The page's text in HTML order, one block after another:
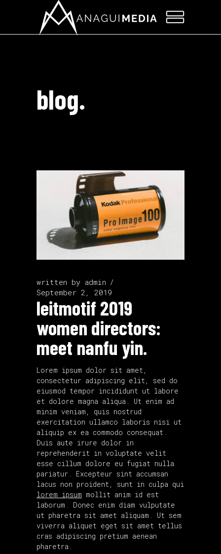
blog.
written by admin
September 2, 2019
leitmotif 2019
women directors:
meet nanfu yin.
Lorem ipsum dolor sit amet,
consectetur adipiscing elit, sed do
eiusmod tempor incididunt ut labore
et dolore magna aliqua. Ut enim ad
minim veniam, quis nostrud
exercitation ullamco laboris nisi ut
aliquip ex ea commodo consequat.
Duis aute irure dolor in
reprehenderit in voluptate velit
esse cillum dolore eu fugiat nulla
pariatur. Excepteur sint accumsan
lacus non proident, sunt in culpa qui
lorem ipsum mollit anim id est
laborum. Donec enim diam vulputate
ut pharetra sit amet aliquam. Ut sem
viverra aliquet eget sit amet tellus
cras adipiscing pretium aenean
pharetra.